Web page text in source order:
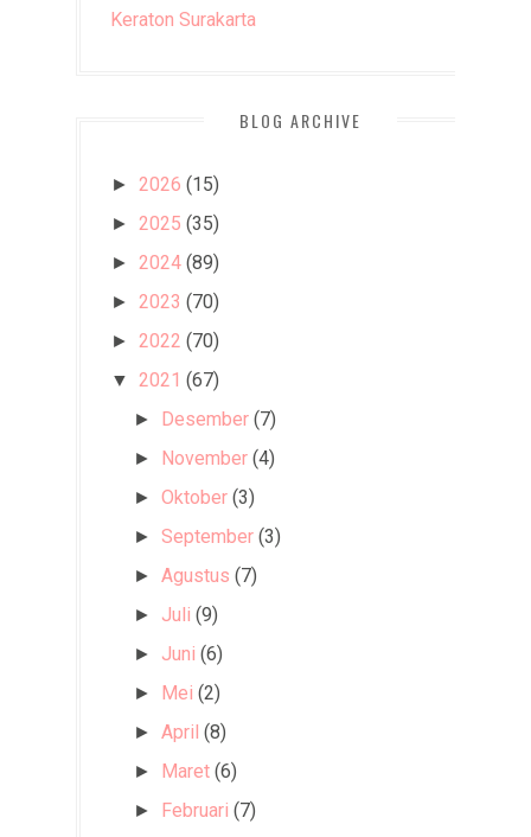
Keraton Surakarta
BLOG ARCHIVE
► 2026 (15)
► 2025 (35)
► 2024 (89)
► 2023 (70)
► 2022 (70)
▼ 2021 (67)
► Desember (7)
► November (4)
►Oktober (3)
►September (3)
►Agustus (7)
► Juli (9)
► Juni (6)
► Mei (2)
►April (8)
► Maret (6)
► Februari (7)